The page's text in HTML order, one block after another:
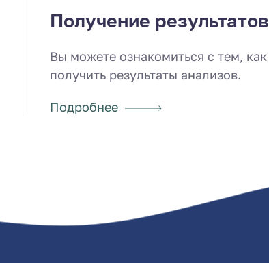
Получение результатов
Вы можете ознакомиться с тем, как
получить результаты анализов.
Подробнее